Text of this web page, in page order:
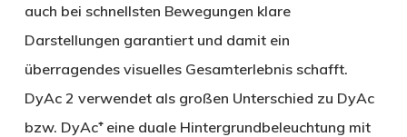
auch bei schnellsten Bewegungen klare
Darstellungen garantiert und damit ein
überragendes visuelles Gesamterlebnis schafft.
DyAc 2 verwendet als großen Unterschied zu DyAc
bzw. DyAc⁺ eine duale Hintergrundbeleuchtung mit